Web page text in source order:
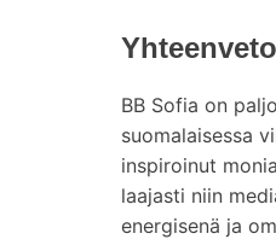
Yhteenveto
BB Sofia on
suomalaisessa
inspiroinut
laajasti niin
energisenä ja